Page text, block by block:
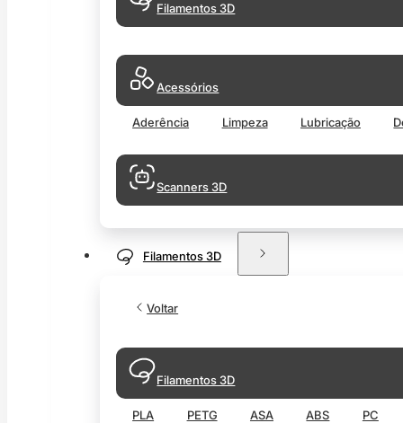
Filamentos 3D
Acessórios
Aderência Limpeza Lubricação
Scanners 3D
Filamentos 3D
Voltar
Filamentos 3D
PLA PETG ASA ABS PC